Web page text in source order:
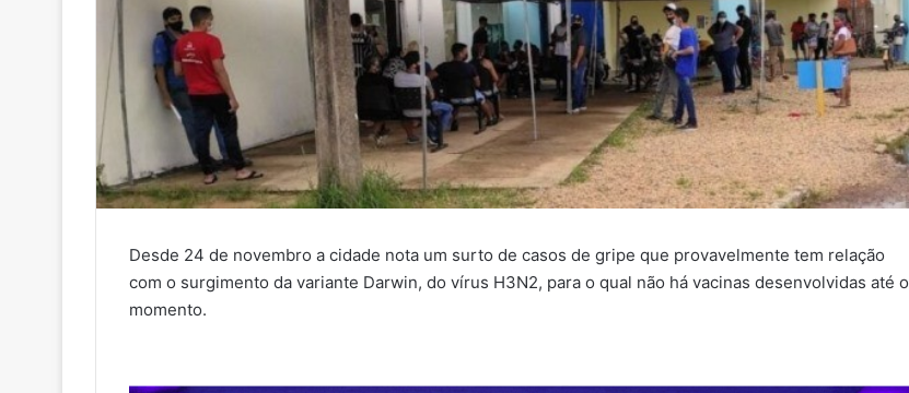
Desde 24 de novembro a cidade nota um surto de casos de gripe que provavelmente tem relação
com o surgimento da variante Darwin, do vírus H3N2, para o qual não há vacinas desenvolvidas até o
momento.